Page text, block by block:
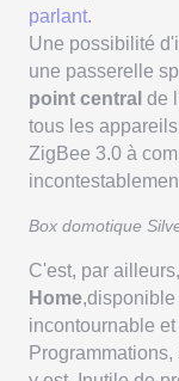
parlant.
Une possibilité
une passerelle
point central de
tous les
ZigBee 3.0 à
Box domotique
C'est, par
Home
incontournable